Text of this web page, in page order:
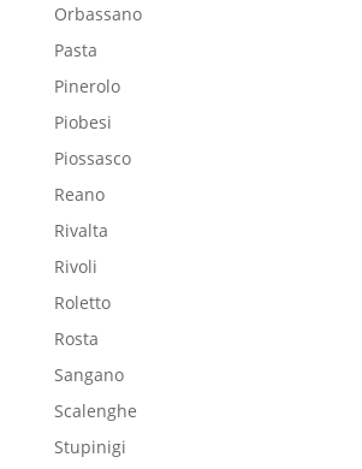
Orbassano
Pasta
Pinerolo
Piobesi
Piossasco
Reano
Rivalta
Rivoli
Roletto
Rosta
Sangano
Scalenghe
Stupinigi